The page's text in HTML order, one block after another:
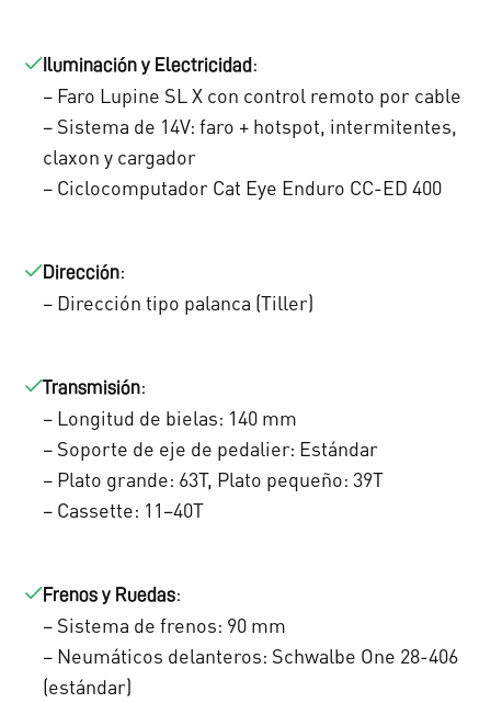
0
0
.
Iluminación y Electricidad :
– Faro Lupine SL X con control remoto por cable
– Sistema de 14V: faro + hotspot, intermitentes,
claxon y cargador
– Ciclocomputador Cat Eye Enduro CC-ED 400
Dirección:
– Dirección tipo palanca (Tiller)
Transmisión:
– Longitud de bielas: 140 mm
– Soporte de eje de pedalier: Estándar
– Plato grande: 63T, Plato pequeño: 39T
– Cassette: 11–40T
Frenos y Ruedas:
– Sistema de frenos: 90 mm
– Neumáticos delanteros: Schwalbe One 28-406
(estándar)